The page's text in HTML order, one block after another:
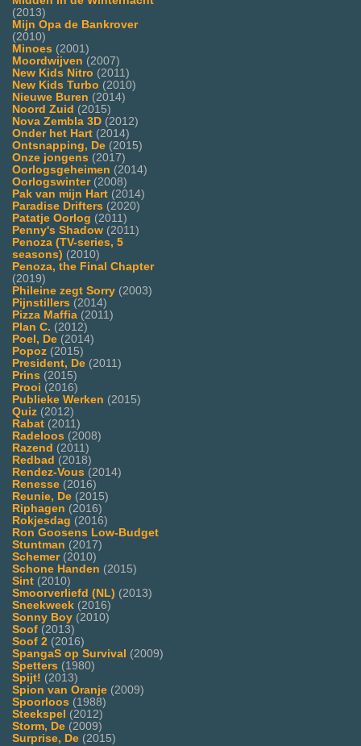
(2013)
Mijn Opa de Bankrover
(2010)
Minoes (2001)
Moordwijven (2007)
New Kids Nitro (2011)
New Kids Turbo (2010)
Nieuwe Buren (2014)
Noord Zuid (2015)
Nova Zembla 3D (2012)
Onder het Hart (2014)
Ontsnapping, De (2015)
Onze jongens (2017)
Oorlogsgeheimen (2014)
Oorlogswinter(2008)
Pak van mijn Hart (2014)
Paradise Drifters (2020)
Patatje Oorlog (2011)
Penny's Shadow (2011)
Penoza (TV-series, 5
seasons) (2010)
Penoza, the Final Chapter
(2019)
Phileine zegt Sorry (2003)
Pijnstillers (2014)
Pizza Maffia (2011)
Plan C. (2012)
Poel, De (2014)
Popoz (2015)
President, De (2011)
Prins (2015)
Prooi (2016)
Publieke Werken (2015)
Quiz (2012)
Rabat (2011)
Radeloos (2008)
Razend (2011)
Redbad (2018)
Rendez-Vous (2014)
Renesse (2016)
Reunie, De (2015)
Riphagen (2016)
Rokjesdag (2016)
Ron Goosens Low-Budget
Stuntman (2017)
Schemer(2010)
Schone Handen (2015)
Sint (2010)
Smoorverliefd (NL) (2013)
Sneekweek (2016)
Sonny Boy (2010)
Soof (2013)
Soof 2 (2016)
SpangaS op Survival (2009)
Spetters (1980)
Spijt! (2013)
Spion van Oranje (2009)
Spoorloos (1988)
Steekspel (2012)
Storm, De (2009)
Surprise, De (2015)